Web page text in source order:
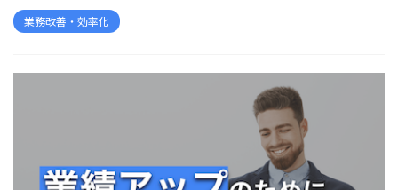
業務改善・効率化